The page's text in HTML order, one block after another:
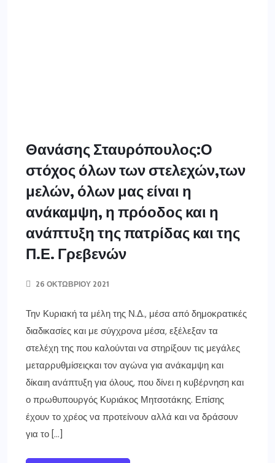
Θανάσης Σταυρόπουλος:Ο
στόχος όλων των στελεχών,των
μελών, όλων μας είναι η
ανάκαμψη, η πρόοδος και η
ανάπτυξη της πατρίδας και της
Π.Ε. Γρεβενών
26 ΟΚΤΩΒΡΊΟΥ 2021
Την Κυριακή τα μέλη της Ν.Δ., μέσα από δημοκρατικές
διαδικασίες και με σύγχρονα μέσα, εξέλεξαν τα
στελέχη της που καλούνται να στηρίξουν τις μεγάλες
μεταρρυθμίσειςκαι τον αγώνα για ανάκαμψη και
δίκαιη ανάπτυξη για όλους, που δίνει η κυβέρνηση και
ο πρωθυπουργός Κυριάκος Μητσοτάκης. Επίσης
έχουν το χρέος να προτείνουν αλλά και να δράσουν
για το […]